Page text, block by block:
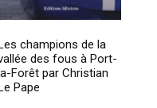
champions de la
des fous à Port-
Forêt par Christian
Pape